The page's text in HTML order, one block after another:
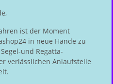
ist der Moment
in neue Hände zu
und Regatta-
verlässlichen Anlaufstelle